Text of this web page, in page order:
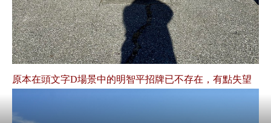
原本在頭文字D場景中的明智平招牌已不存在，有點失望